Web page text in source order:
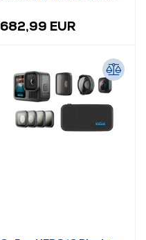
682,99 EUR